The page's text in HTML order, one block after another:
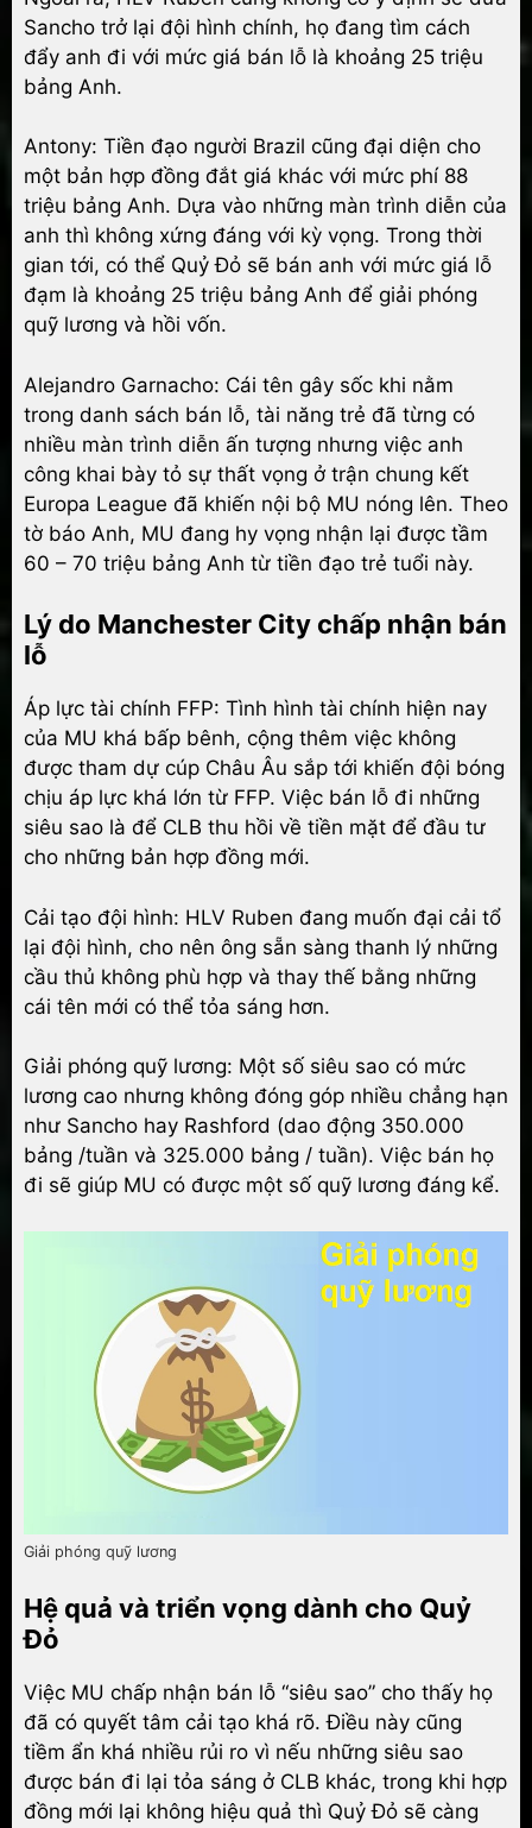
Sancho trở lại đội hình chính, họ đang tìm cách
đẩy anh đi với mức giá bán lỗ là khoảng 25 triệu
bảng Anh.
Antony: Tiền đạo người Brazil cũng đại diện cho
một bản hợp đồng đắt giá khác với mức phí 88
triệu bảng Anh. Dựa vào những màn trình diễn của
anh thì không xứng đáng với kỳ vọng. Trong thời
gian tới, có thể Quỷ Đỏ sẽ bán anh với mức giá lỗ
đạm là khoảng 25 triệu bảng Anh để giải phóng
quỹ lương và hồi vốn.
Alejandro Garnacho: Cái tên gây sốc khi nằm
trong danh sách bán lỗ, tài năng trẻ đã từng có
nhiều màn trình diễn ấn tượng nhưng việc anh
công khai bày tỏ sự thất vọng ở trận chung kết
Europa League đã khiến nội bộ MU nóng lên. Theo
tờ báo Anh, MU đang hy vọng nhận lại được tầm
60 – 70 triệu bảng Anh từ tiền đạo trẻ tuổi này.
Lý do Manchester City chấp nhận bán
lỗ
Áp lực tài chính FFP: Tình hình tài chính hiện nay
của MU khá bấp bênh, cộng thêm việc không
được tham dự cúp Châu Âu sắp tới khiến đội bóng
chịu áp lực khá lớn từ FFP. Việc bán lỗ đi những
siêu sao là để CLB thu hồi về tiền mặt để đầu tư
cho những bản hợp đồng mới.
Cải tạo đội hình: HLV Ruben đang muốn đại cải tổ
lại đội hình, cho nên ông sẵn sàng thanh lý những
cầu thủ không phù hợp và thay thế bằng những
cái tên mới có thể tỏa sáng hơn.
Giải phóng quỹ lương: Một số siêu sao có mức
lương cao nhưng không đóng góp nhiều chẳng hạn
như Sancho hay Rashford (dao động 350.000
bảng /tuần và 325.000 bảng / tuần). Việc bán họ
đi sẽ giúp MU có được một số quỹ lương đáng kể.
Giải phóng quỹ lương
Hệ quả và triển vọng dành cho Quỷ
Đỏ
Việc MU chấp nhận bán lỗ “siêu sao” cho thấy họ
đã có quyết tâm cải tạo khá rõ. Điều này cũng
tiềm ẩn khá nhiều rủi ro vì nếu những siêu sao
được bán đi lại tỏa sáng ở CLB khác, trong khi hợp
đồng mới lại không hiệu quả thì Quỷ Đỏ sẽ càng